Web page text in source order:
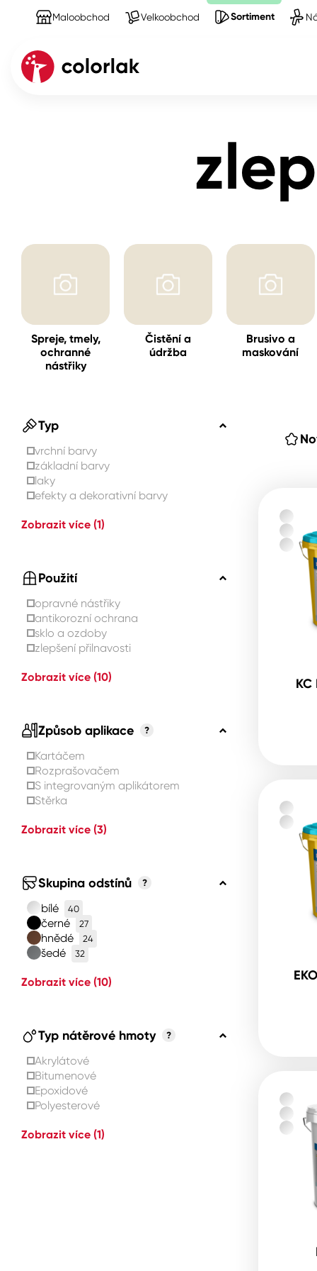
Maloobchod Velkoobchod Sortiment
Beton, asfalt, minerální
Stěny
Spreje
Spreje, tmely,
ochranné
nástřiky
Čistění a
údržba
Brusivo a
maskování
Typ
vrchní barvy
základní barvy
laky
efekty a dekorativní barvy
Zobrazit více (1)
Použití
opravné nástřiky
antikorozní ochrana
sklo a ozdoby
zlepšení přilnavosti
Zobrazit více (10)
Způsob aplikace ?
Kartáčem
Rozprašovačem
S integrovaným aplikátorem
Stěrka
Zobrazit více (3)
Skupina odstínů ?
bílé 40
černé 27
hnědé 24
šedé 32
Zobrazit více (10)
Typ nátěrové hmoty ?
Akrylátové
Bitumenové
Epoxidové
Polyesterové
Zobrazit více (1)
KC